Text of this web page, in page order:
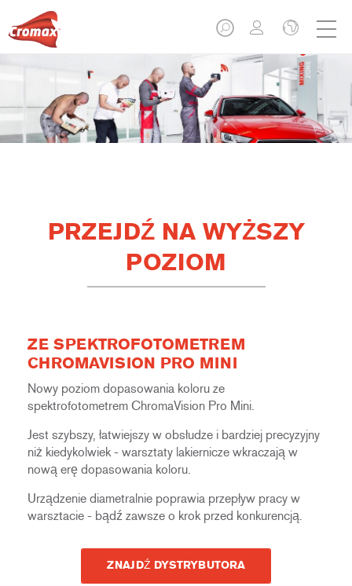
PRZEJDŹ NA WYŻSZY
POZIOM
ZE SPEKTROFOTOMETREM
CHROMAVISION PRO MINI
Nowy poziom dopasowania koloru ze
spektrofotometrem ChromaVision Pro Mini.
Jest szybszy, łatwiejszy w obsłudze i bardziej precyzyjny
niż kiedykolwiek - warsztaty lakiernicze wkraczają w
nową erę dopasowania koloru.
Urządzenie diametralnie poprawia przepływ pracy w
warsztacie - bądź zawsze o krok przed konkurencją.
ZNAJDŹ DYSTRYBUTORA